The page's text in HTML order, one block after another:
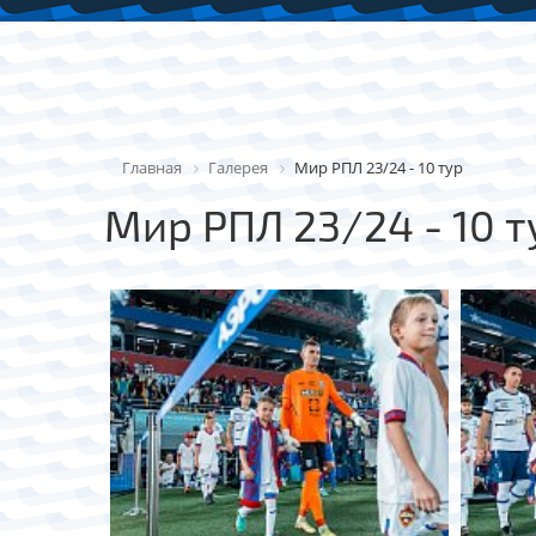
Главная Галерея Мир РПЛ 23/24 - 10 тур
Мир РПЛ 23/24 - 10